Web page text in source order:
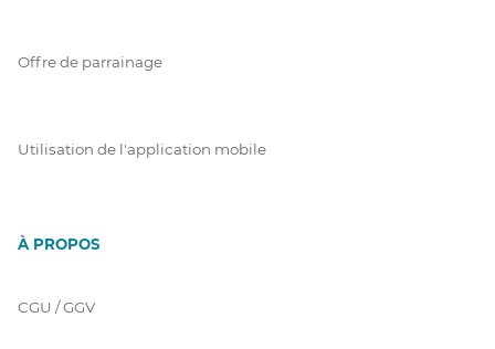
Offre de parrainage
Utilisation de l'application mobile
À PROPOS
CGU / GGV